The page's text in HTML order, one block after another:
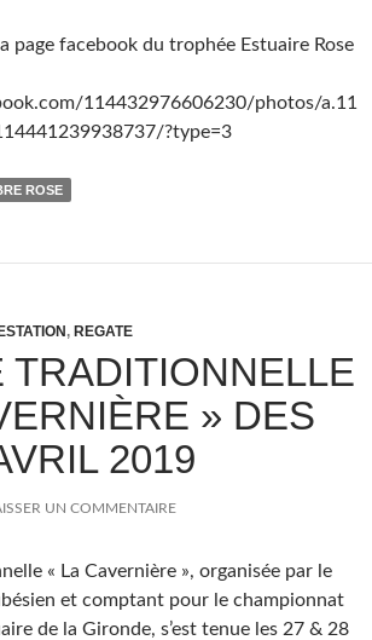
page facebook du trophée Estuaire Rose
114432976606230/photos/a.11
?type=3
ROSE
, REGATE
TRADITIONNELLE
» DES
2019
UN COMMENTAIRE
« La Cavernière », organisée par le
et comptant pour le championnat
de la Gironde, s’est tenue les 27 & 28